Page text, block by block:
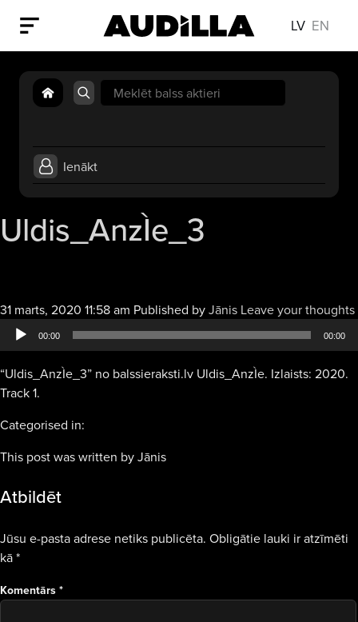
LV EN
Search
for:
Ienākt
Uldis_AnzÌe_3
31 marts, 2020 11:58 am Published byJānis Leave your thoughts
00:00 00:00
“Uldis_AnzÌe_3” no balssieraksti.lv Uldis_AnzÌe. Izlaists: 2020.
Track 1.
Categorised in:
This post was written by Jānis
Atbildēt
Jūsu e-pasta adrese netiks publicēta. Obligātie lauki ir atzīmēti
kā*
Komentārs *